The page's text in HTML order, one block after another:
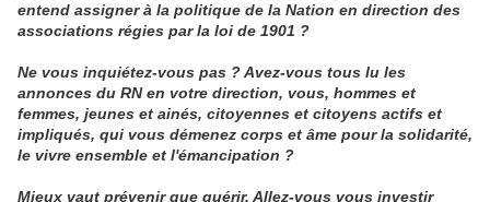
entend assigner à la politique de la Nation en direction des
associations régies par la loi de 1901 ?
Ne vous inquiétez-vous pas ? Avez-vous tous lu les
annonces du RN en votre direction, vous, hommes et
femmes, jeunes et ainés, citoyennes et citoyens actifs et
impliqués, qui vous démenez corps et âme pour la solidarité,
le vivre ensemble et l'émancipation ?
Mieux vaut prévenir que guérir. Allez-vous vous investir